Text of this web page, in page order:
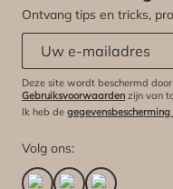
Ontvang tips en tricks,
Deze site wordt beschermd
Gebruiksvoorwaarden zijn van
Ik heb de
Volg ons: